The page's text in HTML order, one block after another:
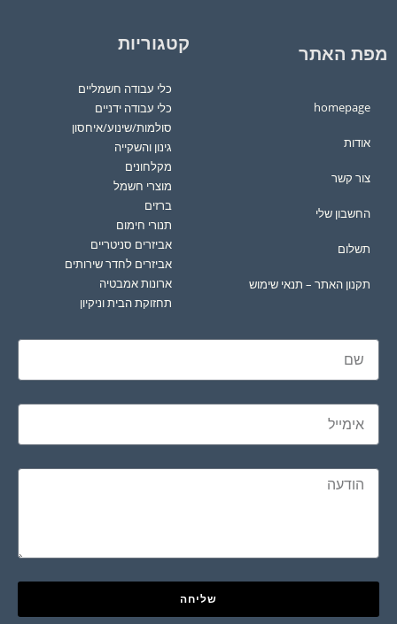
מפת האתר
homepage
אודות
צור קשר
החשבון שלי
תשלום
תקנון האתר – תנאי שימוש
קטגוריות
כלי עבודה חשמליים
כלי עבודה ידניים
סולמות/שינוע/איחסון
גינון והשקייה
מקלחונים
מוצרי חשמל
ברזים
תנורי חימום
אביזרים סניטריים
אביזרים לחדר שירותים
ארונות אמבטיה
תחזוקת הבית וניקיון
שליחה